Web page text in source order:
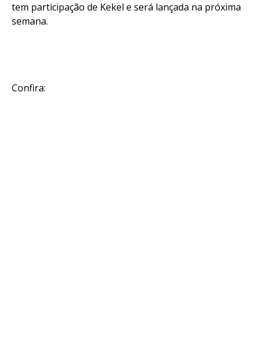
tem participação de Kekel e será lançada na próxima
semana.
Confira: